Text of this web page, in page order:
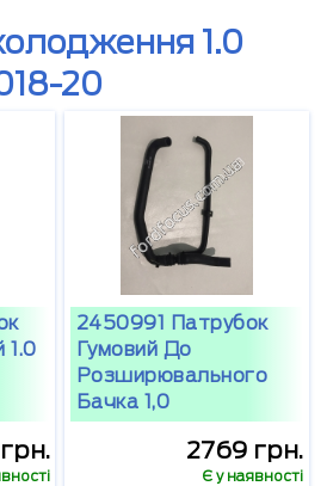
1.0
20
1.0
2450991 Патрубок
Гумовий До
Розширювального
Бачка 1,0
2769 грн.
Є у наявності